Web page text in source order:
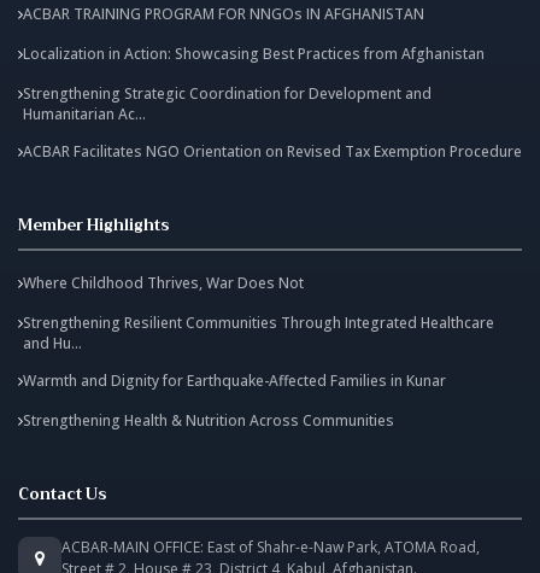
ACBAR TRAINING PROGRAM FOR NNGOs IN AFGHANISTAN
Localization in Action: Showcasing Best Practices from Afghanistan
Strengthening Strategic Coordination for Development and
Humanitarian Ac...
ACBAR Facilitates NGO Orientation on Revised Tax Exemption Procedure
Member Highlights
Where Childhood Thrives, War Does Not
Strengthening Resilient Communities Through Integrated Healthcare
and Hu...
Warmth and Dignity for Earthquake-Affected Families in Kunar
Strengthening Health & Nutrition Across Communities
Contact Us
ACBAR-MAIN OFFICE: East of Shahr-e-Naw Park, ATOMA Road,
Street # 2, House # 23, District 4, Kabul, Afghanistan.